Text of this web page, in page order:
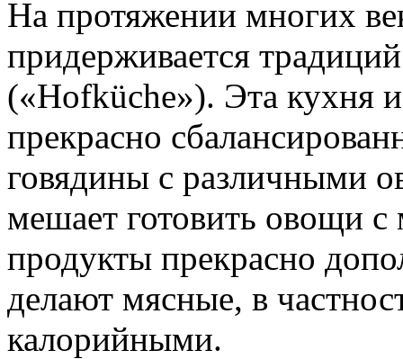
На протяжении многих
придерживается
(«Hofküche»). Эта кухня
прекрасно
говядины с различными
мешает готовить овощи
продукты прекрасно
делают мясные, в
калорийными.